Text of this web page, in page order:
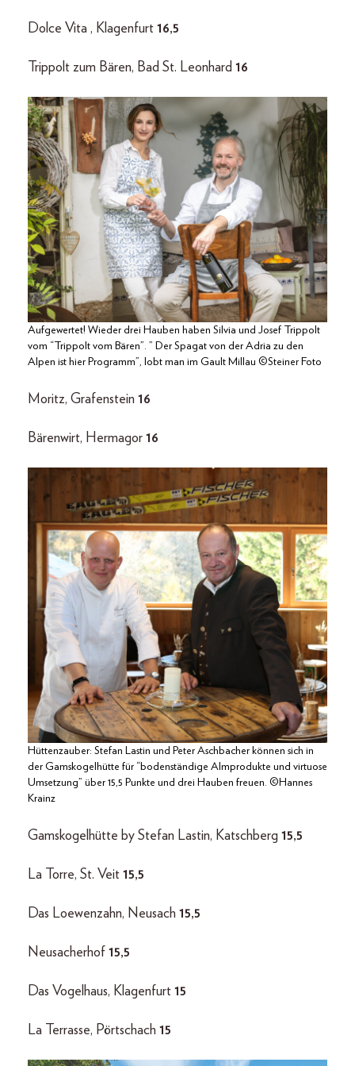
Dolce Vita , Klagenfurt 16,5
Trippolt zum Bären, Bad St. Leonhard 16
Aufgewertet! Wieder drei Hauben haben Silvia und Josef Trippolt
vom “Trippolt vom Bären”. ” Der Spagat von der Adria zu den
Alpen ist hier Programm”, lobt man im Gault Millau ©Steiner Foto
Moritz, Grafenstein 16
Bärenwirt, Hermagor 16
Hüttenzauber: Stefan Lastin und Peter Aschbacher können sich in
der Gamskogelhütte für “bodenständige Almprodukte und virtuose
Umsetzung” über 15,5 Punkte und drei Hauben freuen. ©Hannes
Krainz
Gamskogelhütte by Stefan Lastin, Katschberg 15,5
La Torre, St. Veit 15,5
Das Loewenzahn, Neusach 15,5
Neusacherhof 15,5
Das Vogelhaus, Klagenfurt 15
La Terrasse, Pörtschach 15